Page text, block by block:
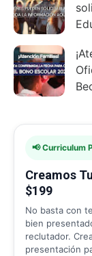
📢 Curriculum
Creamos
$199
No basta con
bien
reclutador.
presentación